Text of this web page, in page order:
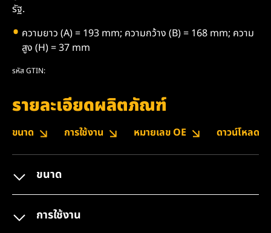
รัฐ.
ความยาว (A) = 193 mm; ความกว้าง (B) = 168 mm; ความ
สูง (H) = 37 mm
รหัส GTIN:
รายละเอียดผลิตภัณฑ์
ขนาด การใช้งาน หมายเลข OE ดาวน์โหลด
ขนาด
การใช้งาน